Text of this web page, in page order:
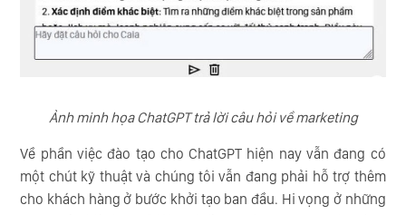
Ảnh minh họa ChatGPT trả lời câu hỏi về marketing
Về phần việc đào tạo cho ChatGPT hiện nay vẫn đang có
một chút kỹ thuật và chúng tôi vẫn đang phải hỗ trợ thêm
cho khách hàng ở bước khởi tạo ban đầu. Hi vọng ở những